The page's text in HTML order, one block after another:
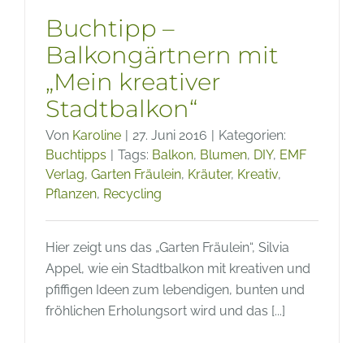
Buchtipp –
Balkongärtnern mit
„Mein kreativer
Stadtbalkon“
Von Karoline | 27. Juni 2016 | Kategorien:
Buchtipps | Tags: Balkon, Blumen, DIY, EMF
Verlag, Garten Fräulein, Kräuter, Kreativ,
Pflanzen, Recycling
Hier zeigt uns das „Garten Fräulein“, Silvia
Appel, wie ein Stadtbalkon mit kreativen und
pfiffigen Ideen zum lebendigen, bunten und
fröhlichen Erholungsort wird und das [...]